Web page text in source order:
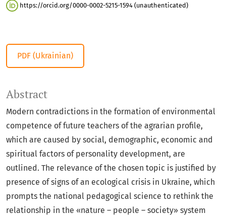
https://orcid.org/0000-0002-5215-1594 (unauthenticated)
PDF (Ukrainian)
Abstract
Modern contradictions in the formation of environmental
competence of future teachers of the agrarian profile,
which are caused by social, demographic, economic and
spiritual factors of personality development, are
outlined. The relevance of the chosen topic is justified by
presence of signs of an ecological crisis in Ukraine, which
prompts the national pedagogical science to rethink the
relationship in the «nature – people – society» system